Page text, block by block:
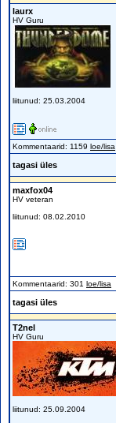
laurx
HV Guru
liitunud: 25.03.2004
Kommentaarid: 1159 loe/lisa
tagasi üles
maxfox04
HV veteran
liitunud: 08.02.2010
Kommentaarid: 301 loe/lisa
tagasi üles
T2nel
HV Guru
liitunud: 25.09.2004